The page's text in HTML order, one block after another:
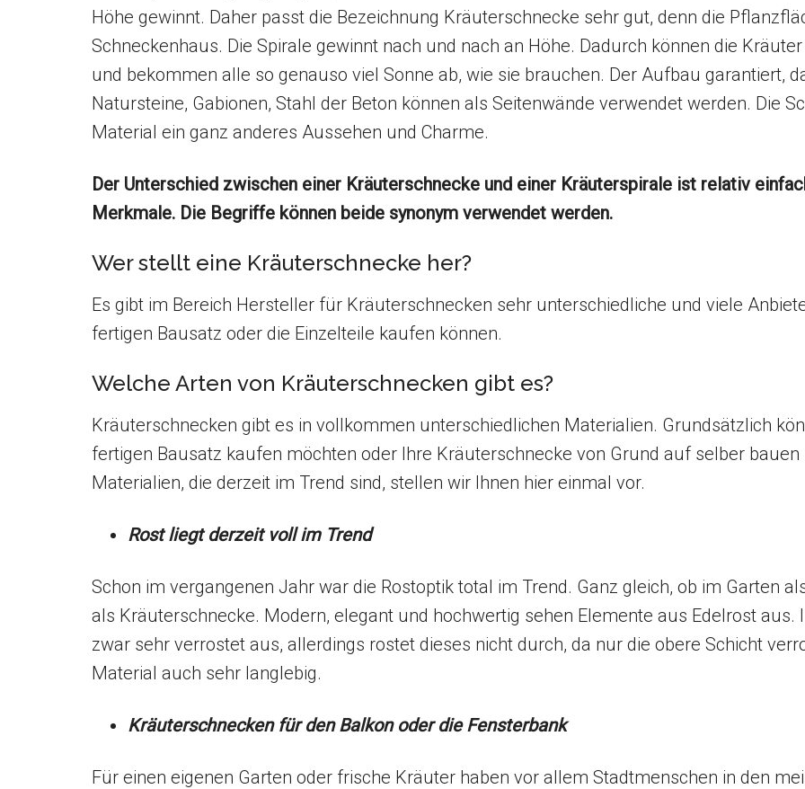
Höhe gewinnt. Daher passt die Bezeichnung Kräuterschnecke sehr gut, denn die
Schneckenhaus. Die Spirale gewinnt nach und nach an Höhe. Dadurch können die
und bekommen alle so genauso viel Sonne ab, wie sie brauchen. Der Aufbau garantiert,
Natursteine, Gabionen, Stahl der Beton können als Seitenwände verwendet werden. Die
Material ein ganz anderes Aussehen und Charme.
Der Unterschied zwischen einer Kräuterschnecke und einer Kräuterspirale ist relativ
Merkmale. Die Begriffe können beide synonym verwendet werden.
Wer stellt eine Kräuterschnecke her?
Es gibt im Bereich Hersteller für Kräuterschnecken sehr unterschiedliche und viele
fertigen Bausatz oder die Einzelteile kaufen können.
Welche Arten von Kräuterschnecken gibt es?
Kräuterschnecken gibt es in vollkommen unterschiedlichen Materialien. Grundsätzlich
fertigen Bausatz kaufen möchten oder Ihre Kräuterschnecke von Grund auf selber
Materialien, die derzeit im Trend sind, stellen wir Ihnen hier einmal vor.
Rost liegt derzeit voll im Trend
Schon im vergangenen Jahr war die Rostoptik total im Trend. Ganz gleich, ob im Garten
als Kräuterschnecke. Modern, elegant und hochwertig sehen Elemente aus Edelrost
zwar sehr verrostet aus, allerdings rostet dieses nicht durch, da nur die obere Schicht
Material auch sehr langlebig.
Kräuterschnecken für den Balkon oder die Fensterbank
Für einen eigenen Garten oder frische Kräuter haben vor allem Stadtmenschen in den